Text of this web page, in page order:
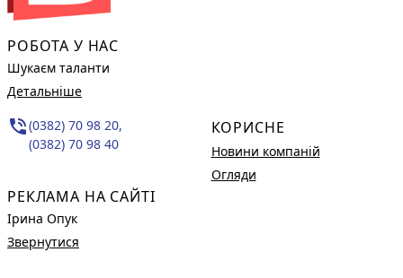
РОБОТА У НАС
Шукаєм таланти
Детальніше
phone_in_talk(0382) 70 98 20,
(0382) 70 98 40
РЕКЛАМА НА САЙТІ
Ірина Опук
Звернутися
КОРИСНЕ
Новини компаній
Огляди